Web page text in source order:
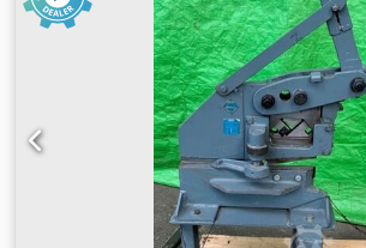
het werkproces een constante druk
vervaardigd, spil gehard en geslepen,
levensduur Lange spilgeleiding, optimale
sleuf volgens DIN 650 gecentreerd
passen exact.